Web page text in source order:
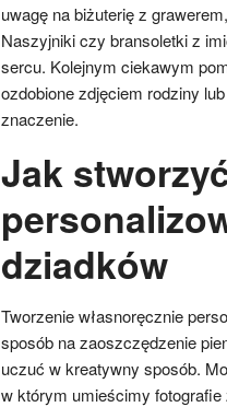
uwagę na biżuterię z
Naszyjniki czy bransoletki z
sercu. Kolejnym ciekawym
ozdobione zdjęciem rodziny
znaczenie.
Jak
dziadków
Tworzenie własnoręcznie
sposób na zaoszczędzenie
uczuć w kreatywny sposób.
w którym umieścimy